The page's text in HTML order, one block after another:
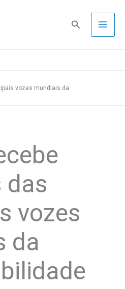
Pesquisa
vozes mundiais da
das
vozes
da